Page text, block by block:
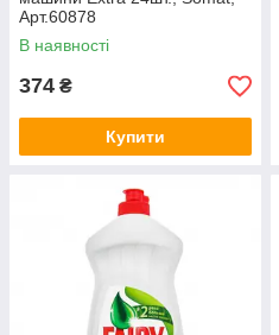
Арт.60878
В наявності
374 ₴
Купити